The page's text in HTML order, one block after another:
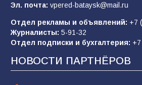
81 02.08.2026
Командовал боем до
59 05.08.2026
Эл. почта: vpered-bataysk@mail.ru
Отдел рекламы и объявлений: +7
Журналисты: 5-91-32
Отдел подписки и бухгалтерия:
НОВОСТИ ПАРТНЁРОВ